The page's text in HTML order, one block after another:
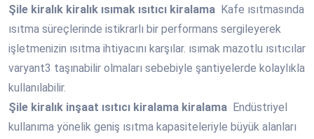
Şile kiralık kiralık ısımak ısıtıcı kiralama Kafe ısıtmasında
ısıtma süreçlerinde istikrarlı bir performans sergileyerek
işletmenizin ısıtma ihtiyacını karşılar. ısımak mazotlu ısıtıcılar
varyant3 taşınabilir olmaları sebebiyle şantiyelerde kolaylıkla
kullanılabilir.
Şile kiralık inşaat ısıtıcı kiralama kiralama Endüstriyel
kullanıma yönelik geniş ısıtma kapasiteleriyle büyük alanları